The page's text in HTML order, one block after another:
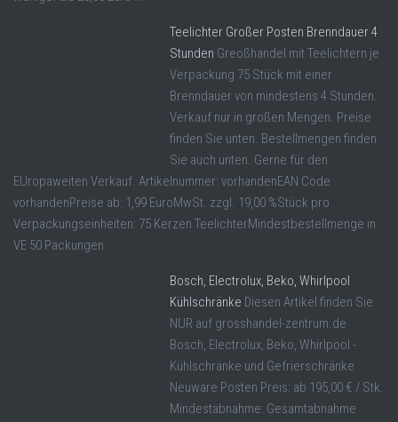
Teelichter Großer Posten Brenndauer 4
Stunden Greoßhandel mit Teelichtern je
Verpackung 75 Stück mit einer
Brenndauer von mindestens 4 Stunden.
Verkauf nur in großen Mengen. Preise
finden Sie unten. Bestellmengen finden
Sie auch unten. Gerne für den
EUropaweiten Verkauf. Artikelnummer: vorhandenEAN Code
vorhandenPreise ab: 1,99 EuroMwSt. zzgl. 19,00 %Stück pro
Verpackungseinheiten: 75 Kerzen TeelichterMindestbestellmenge in
VE 50 Packungen
Bosch, Electrolux, Beko, Whirlpool
Kühlschränke Diesen Artikel finden Sie
NUR auf grosshandel-zentrum.de
Bosch, Electrolux, Beko, Whirlpool -
Kühlschränke und Gefrierschränke
Neuware Posten Preis: ab 195,00 € / Stk.
Mindestabnahme: Gesamtabnahme